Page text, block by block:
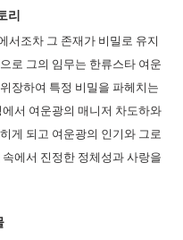
리
서조차 그 존재가 비밀로 유지
로 그의 임무는 한류스타 여운
장하여 특정 비밀을 파헤치는
서 여운광의 매니저 차도하와
게 되고 여운광의 인기와 그로
에서 진정한 정체성과 사랑을